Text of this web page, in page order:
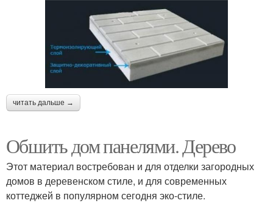
Отделки под кирпич Облицовочные панели
Цокольные панели Композитные панели
Панели под камень
производителя
Панели из
читать дальше →
Обшить дом панелями. Дерево
Этот материал востребован и для отделки загородных
домов в деревенском стиле, и для современных
коттеджей в популярном сегодня эко-стиле.